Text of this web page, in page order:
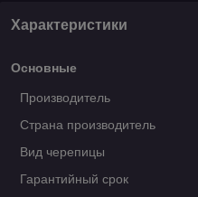
Характеристики
Основные
Производитель
Страна производитель
Вид черепицы
Гарантийный срок